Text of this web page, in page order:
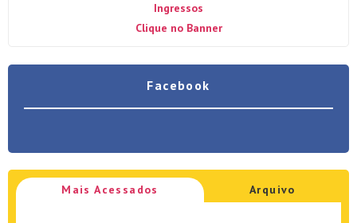
Ingressos
Clique no Banner
Facebook
Mais Acessados Arquivo